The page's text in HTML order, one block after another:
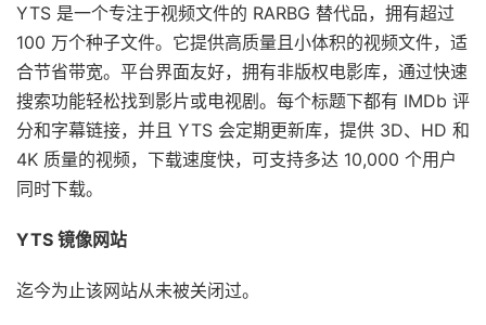
YTS 是一个专注于视频文件的 RARBG 替代品，拥有超过
100 万个种子文件。它提供高质量且小体积的视频文件，适
合节省带宽。平台界面友好，拥有非版权电影库，通过快速
搜索功能轻松找到影片或电视剧。每个标题下都有 IMDb 评
分和字幕链接，并且 YTS 会定期更新库，提供 3D、HD 和
4K 质量的视频，下载速度快，可支持多达 10,000 个用户
同时下载。
YTS 镜像网站
迄今为止该网站从未被关闭过。